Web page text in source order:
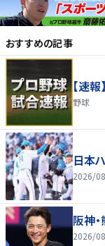
おすすめの記事
【速
野球
日本
2026/
阪神
2026/